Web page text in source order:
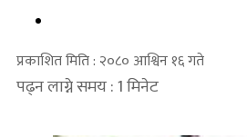
प्रकाशित मिति : २०८० आश्विन १६ गते
पढ्न लाग्ने समय : 1 मिनेट